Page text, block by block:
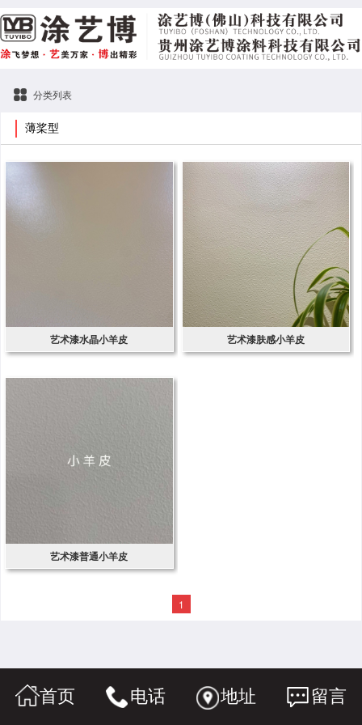
分类列表
薄桨型
艺术漆水晶小羊皮 艺术漆肤感小羊皮
艺术漆普通小羊皮
1
首页 电话 地址 留言